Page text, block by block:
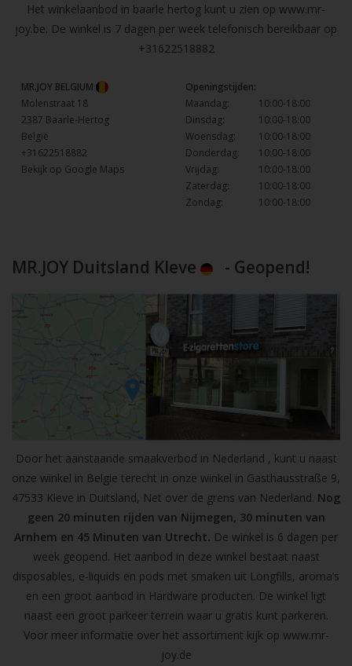
Het winkelaanbod in baarle hertog kunt u zien op www.mr-
joy.be. De winkel is 7 dagen per week telefonisch bereikbaar op
+31622518882
MR.JOY BELGIUM
Molenstraat 18
2387 Baarle-Hertog
België
+31622518882
Bekijk op Google Maps
Openingstijden:
Maandag:
10:00-18:00
Dinsdag:
10:00-18:00
Woensdag:
10:00-18:00
Donderdag:
10:00-18:00
Vrijdag:
10:00-18:00
Zaterdag:
10:00-18:00
Zondag:
10:00-18:00
MR.JOY Duitsland Kleve - Geopend!
Door het aanstaande smaakverbod in Nederland , kunt u naast
onze winkel in Belgie terecht in onze winkel in Gasthausstraße 9,
47533 Kleve in Duitsland, Net over de grens van Nederland. Nog
geen 20 minuten rijden van Nijmegen, 30 minuten van
Arnhem en 45 Minuten van Utrecht. De winkel is 6 dagen per
week geopend. Het aanbod in deze winkel bestaat naast
disposables, e-liquids en pods met smaken uit Longfills, aroma’s
en een groot aanbod in Hardware producten. De winkel ligt
naast een groot parkeer terrein waar u gratis kunt parkeren.
Voor meer informatie over het assortiment kijk op www.mr-
joy.de